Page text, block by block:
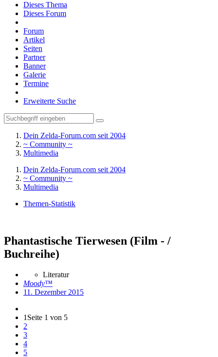
Dieses Thema
Dieses Forum
Forum
Artikel
Seiten
Partner
Banner
Galerie
Termine
Erweiterte Suche
Dein Zelda-Forum.com seit 2004
~ Community ~
Multimedia
Dein Zelda-Forum.com seit 2004
~ Community ~
Multimedia
Themen-Statistik
Phantastische Tierwesen (Film - /
Buchreihe)
Literatur
Moody™
11. Dezember 2015
1 Seite 1 von 5
2
3
4
5